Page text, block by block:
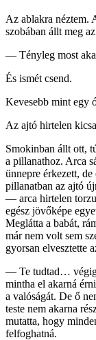
Az ablakra néztem.
szobában állt meg
— Tényleg most
És ismét csend.
Kevesebb mint egy
Az ajtó hirtelen
Smokinban állt ott,
a pillanathoz. Arca
ünnepre érkezett,
pillanatban az ajtó
— arca hirtelen
egész jövőképe
Meglátta a babát,
már nem volt sem
gyorsan elvesztette
— Te tudtad… végig
mintha el akarná
a valóságát. De ő
teste nem akarna
mutatta, hogy
felfoghatná.